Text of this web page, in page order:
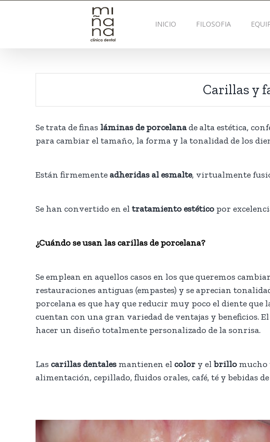
INICIO FILOSOFIA
Carillas y
Se trata de finas láminas de porcelanade alta estética,
para cambiar el tamaño, la forma y la tonalidad de los
Están firmementeadheridas al esmalte, virtualmente
Se han convertido en el tratamiento estéticopor
¿Cuándo se usan las carillas de porcelana?
Se emplean en aquellos casos en los que queremos
restauraciones antiguas (empastes) y se aprecian
porcelana es que hay que reducir muy poco el diente
cuentan con una gran variedad de ventajas y beneficios.
hacer un diseño totalmente personalizado de la sonrisa.
Las carillas dentalesmantienen el colory el brillomucho
alimentación, cepillado, fluidos orales, café, té y bebidas